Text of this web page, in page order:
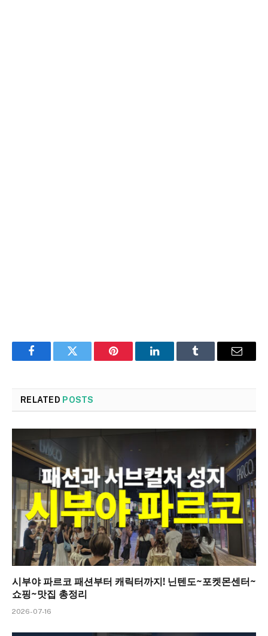
FacebookTwitter Pinterest LinkedInTumblr Email
RELATED POSTS
시부야 파르코 패션부터 캐릭터까지! 닌텐도~포켓몬센터~
쇼핑~맛집 총정리
2026-07-16